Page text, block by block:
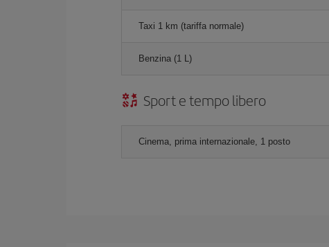
Taxi 1 km (tariffa normale)
Benzina (1 L)
Sport e tempo libero
Cinema, prima internazionale, 1 posto